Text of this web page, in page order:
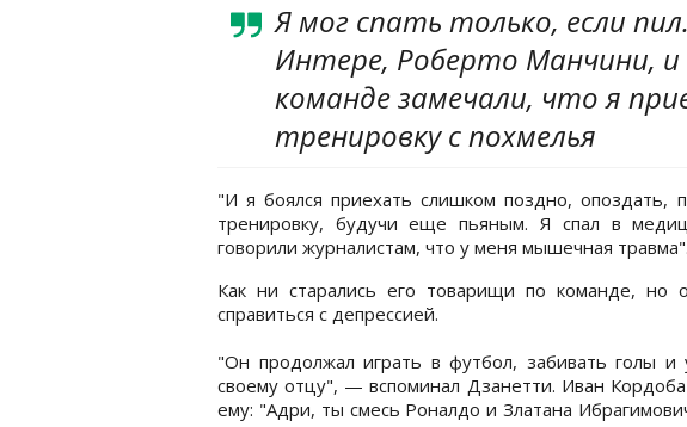
Я мог спать только, если
Интере, Роберто Манчини,
команде замечали, что я
тренировку с похмелья
"И я боялся приехать слишком поздно, опоздать,
тренировку, будучи еще пьяным. Я спал в
говорили журналистам, что у меня мышечная травма".
Как ни старались его товарищи по команде, но
справиться с депрессией.
"Он продолжал играть в футбол, забивать голы и
своему отцу", — вспоминал Дзанетти. Иван
ему: "Адри, ты смесь Роналдо и Златана